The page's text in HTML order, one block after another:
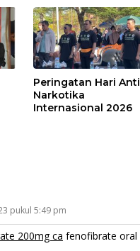
Peringatan Hari Anti
Narkotika
Internasional 2026
pukul 5:49 pm
200mg ca fenofibrate oral